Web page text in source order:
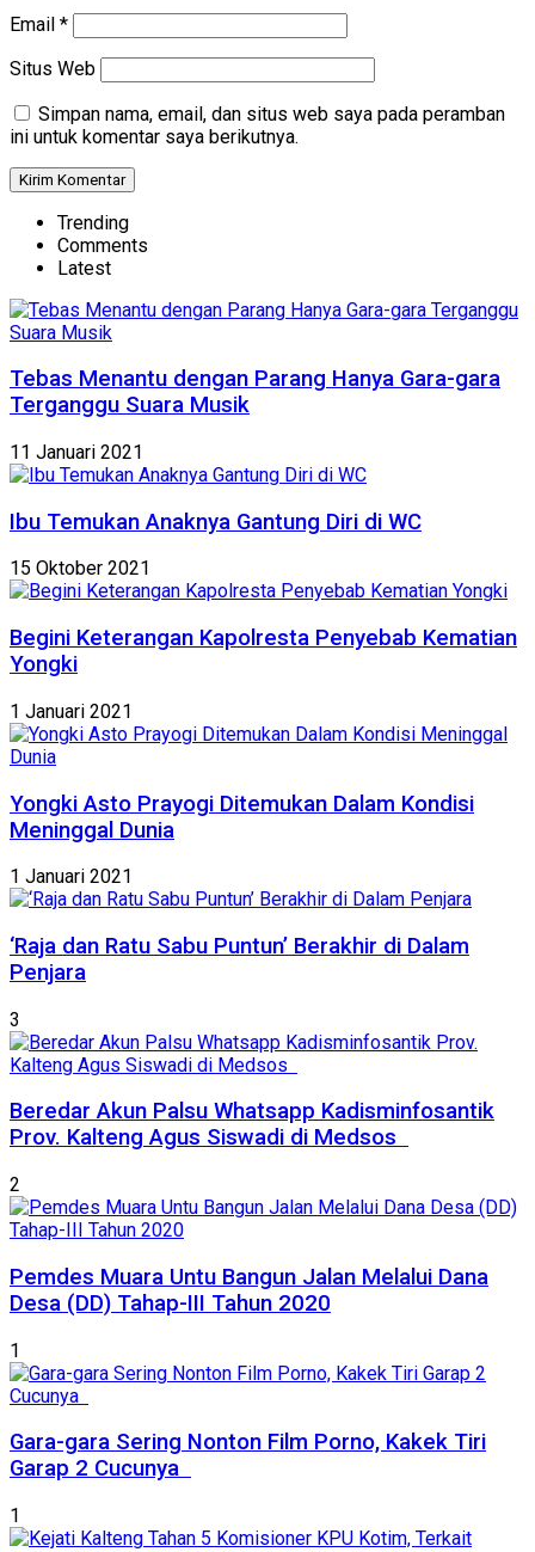
Email *
Situs Web
Simpan nama, email, dan situs web saya pada peramban
ini untuk komentar saya berikutnya.
Trending
Comments
Latest
Tebas Menantu dengan Parang Hanya Gara-gara
Terganggu Suara Musik
11 Januari 2021
Ibu Temukan Anaknya Gantung Diri di WC
15 Oktober 2021
Begini Keterangan Kapolresta Penyebab Kematian
Yongki
1 Januari 2021
Yongki Asto Prayogi Ditemukan Dalam Kondisi
Meninggal Dunia
1 Januari 2021
‘Raja dan Ratu Sabu Puntun’ Berakhir di Dalam
Penjara
3
Beredar Akun Palsu Whatsapp Kadisminfosantik
Prov. Kalteng Agus Siswadi di Medsos
2
Pemdes Muara Untu Bangun Jalan Melalui Dana
Desa (DD) Tahap-III Tahun 2020
1
Gara-gara Sering Nonton Film Porno, Kakek Tiri
Garap 2 Cucunya
1